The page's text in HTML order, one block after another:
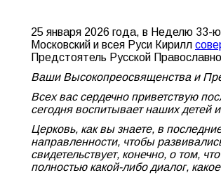
25 января 2026 года, в Неделю 33-
Московский и всея Руси Кирилл
Предстоятель Русской
Ваши Высокопреосвященства и
Всех вас сердечно приветствую
сегодня воспитывает наших детей
Церковь, как вы знаете, в
направленности, чтобы
свидетельствует, конечно, о том,
полностью какой-либо диалог,